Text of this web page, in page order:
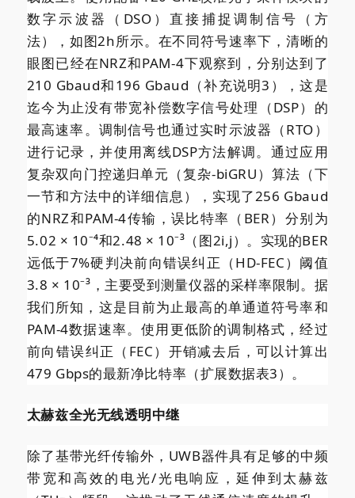
数字示波器（DSO）直接捕捉调制信号（方
法），如图2h所示。在不同符号速率下，清晰的
眼图已经在NRZ和PAM-4下观察到，分别达到了
210 Gbaud和196 Gbaud（补充说明3），这是
迄今为止没有带宽补偿数字信号处理（DSP）的
最高速率。调制信号也通过实时示波器（RTO）
进行记录，并使用离线DSP方法解调。通过应用
复杂双向门控递归单元（复杂-biGRU）算法（下
一节和方法中的详细信息），实现了256 Gbaud
的NRZ和PAM-4传输，误比特率（BER）分别为
5.02 × 10⁻⁴和2.48 × 10⁻³（图2i,j）。实现的BER
远低于7%硬判决前向错误纠正（HD-FEC）阈值
3.8 × 10⁻³，主要受到测量仪器的采样率限制。据
我们所知，这是目前为止最高的单通道符号率和
PAM-4数据速率。使用更低阶的调制格式，经过
前向错误纠正（FEC）开销减去后，可以计算出
479 Gbps的最新净比特率（扩展数据表3）。
太赫兹全光无线透明中继
除了基带光纤传输外，UWB器件具有足够的中频
带宽和高效的电光/光电响应，延伸到太赫兹